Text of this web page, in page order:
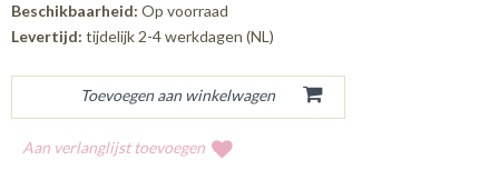
Beschikbaarheid: Op voorraad
Levertijd: tijdelijk 2-4 werkdagen (NL)
Aan verlanglijst toevoegen